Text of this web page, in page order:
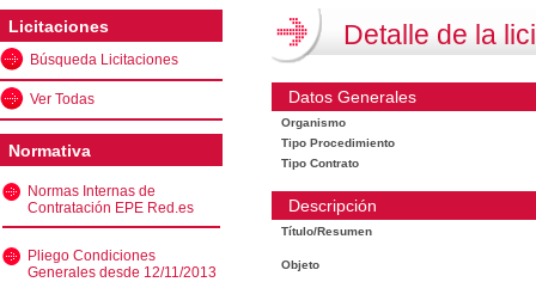
Licitaciones
Búsqueda Licitaciones
Ver Todas
Normativa
Normas Internas de
Contratación EPE Red.es
Pliego Condiciones
Generales desde 12/11/2013
Detalle de la
Datos Generales
Organismo
Tipo Procedimiento
Tipo Contrato
Descripción
Título/Resumen
Objeto